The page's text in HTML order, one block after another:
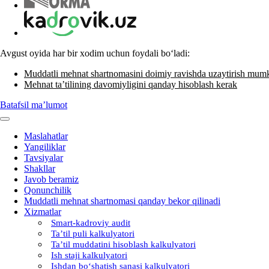
Avgust oyida har bir хodim uchun foydali boʻladi:
Muddatli mehnat shartnomasini doimiy ravishda uzaytirish
Mehnat ta’tilining davomiyligini qanday hisoblash kerak
Batafsil ma’lumot
Maslahatlar
Yangiliklar
Tavsiyalar
Shakllar
Javob beramiz
Qonunchilik
Muddatli mehnat shartnomasi qanday bekor qilinadi
Xizmatlar
Smart-kadroviy audit
Ta’til puli kalkulyatori
Ta’til muddatini hisoblash kalkulyatori
Ish staji kalkulyatori
Ishdan boʻshatish sanasi kalkulyatori